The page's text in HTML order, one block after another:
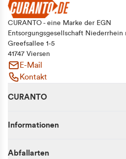
CURANTO - eine Marke der EGN
Entsorgungsgesellschaft Niederrhein
Greefsallee 1-5
41747 Viersen
E-Mail
Kontakt
CURANTO
Informationen
Abfallarten